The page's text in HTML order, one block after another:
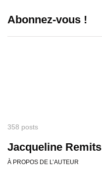
Abonnez-vous !
358 posts
Jacqueline Remits
À PROPOS DE L’AUTEUR